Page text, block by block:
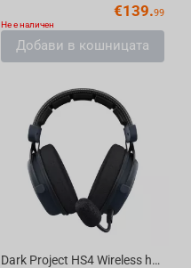
€139.99
Не е наличен
Добави в кошницата
Dark Project HS4 Wireless headset